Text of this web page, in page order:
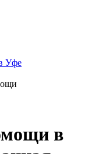
Уфе
в